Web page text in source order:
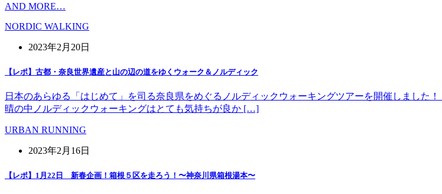
AND MORE…
NORDIC WALKING
2023年2月20日
【レポ】古都・奈良世界遺産と山の辺の道をゆくウォーク＆ノルディック
日本のあらゆる「はじめて」を司る奈良県をめぐるノルディックウォーキングツアーを開催しました
晴の中ノルディックウォーキングはとても気持ちが良か […]
URBAN RUNNING
2023年2月16日
【レポ】1月22日 新春企画！箱根５区を走ろう！〜神奈川県箱根湯本〜